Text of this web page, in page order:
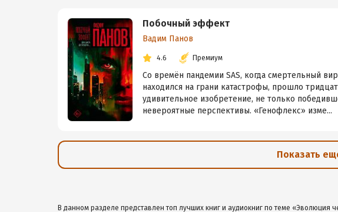
Побочный эффект
Вадим Панов
4.6 Премиум
Со времён пандемии SAS, когда смертельный
находился на грани катастрофы, прошло
удивительное изобретение, не только
невероятные перспективы. «Генофлекс» изме...
Показать
В данном разделе представлен топ лучших книг и аудиокниг по теме «Эволюция